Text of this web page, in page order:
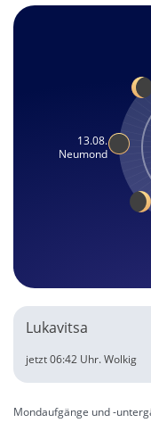
13.08.
Neumond
Lukavitsa
jetzt 06:42 Uhr.Wolkig
Mondaufgänge und -